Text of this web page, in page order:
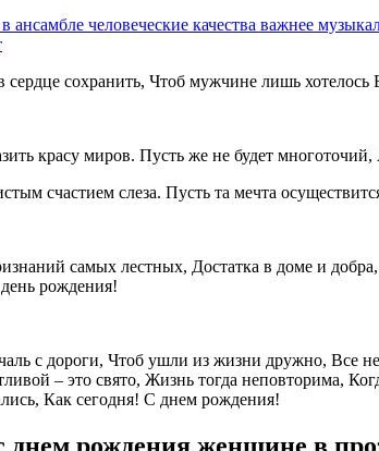
ансамбле человеческие качества важнее
сохранить, Чтоб мужчине лишь хотелось
красу миров. Пусть же не будет
счастием слеза. Пусть та мечта
самых лестных, Достатка в доме и
рождения!
с дороги, Чтоб ушли из жизни дружно, Все
– это свято, Жизнь тогда неповторима,
Как сегодня! С днем рождения!
днем рождения женщине в